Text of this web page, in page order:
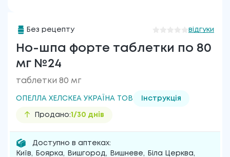
Без рецепту відгуки
Но-шпа форте таблетки по 80
мг №24
таблетки 80 мг
ОПЕЛЛА ХЕЛСКЕА УКРАЇНА ТОВ Інструкція
Продано:1/30 днів
Доступно в аптеках:
Київ, Боярка, Вишгород, Вишневе, Біла Церква,